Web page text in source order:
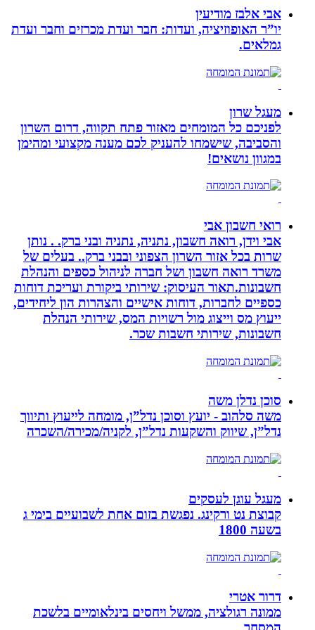
אבי אלבז מודיעין
יו”ר האופוזיציה, ועדות: חבר ועדת מכרזים וחבר ועדת
גמלאים.
מעגל שרון
לפניכם כל המומחים מאזור פתח תקווה, דרום השרון
והסביבה, שישמחו להעניק לכם מענה מקצועי ומהימן
במגוון נושאים!
רואי חשבון אבי
אבי וידן, רואה חשבון, נתניה, נתניה ובני ברק. . נותן
שרות בכל אזור השרון הצפוני ובבני ברק.. בעלים של
משרד רואה חשבון ושל חברה לניהול כספים והנהלת
חשבונות.תאור העיסוק: שירותי ביקורת ועריכת דוחות
כספיים לחברות, דוחות אישיים והצהרות הון ליחידים,
ייעוץ מס וייצוג מול רשויות המס, שירותי הנהלת
חשבונות, שירותי חשבות שכר.
סוכן נדלן משה
משה סלהוב - יועץ וסוכן נדל”ן, מומחה לייעוץ ותיווך
נדל”ן, שיווק והשקעות נדל”ן, לקניה/מכירה/השכרה
מעגל עוגן לעסקים
קבוצת נט ורקינג. נפגשת בזום אחת לשבועיים בימי ג
בשעה 1800
דרור אטרי
ממונה רגולציה, ממשל ויחסים בינלאומיים בלשכת